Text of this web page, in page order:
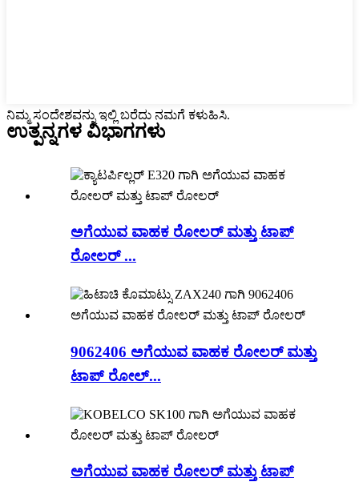
ನಿಮ್ಮ ಸಂದೇಶವನ್ನು ಇಲ್ಲಿ ಬರೆದು ನಮಗೆ ಕಳುಹಿಸಿ.
ಉತ್ಪನ್ನಗಳ ವಿಭಾಗಗಳು
ಅಗೆಯುವ ವಾಹಕ ರೋಲರ್ ಮತ್ತು ಟಾಪ್
ರೋಲರ್ ...
9062406 ಅಗೆಯುವ ವಾಹಕ ರೋಲರ್ ಮತ್ತು
ಟಾಪ್ ರೋಲ್...
ಅಗೆಯುವ ವಾಹಕ ರೋಲರ್ ಮತ್ತು ಟಾಪ್